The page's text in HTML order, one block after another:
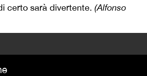
certo sarà divertente. (Alfonso